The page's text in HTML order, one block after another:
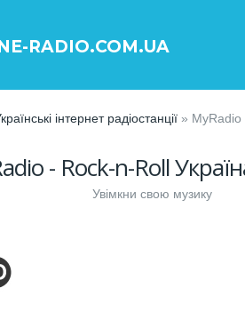
RADIO.COM.UA
інтернет радіостанції » MyRadio
- Rock-n-Roll
Увімкни свою музику